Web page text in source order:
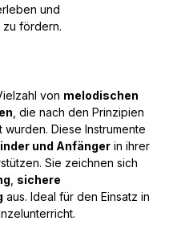
und
zu fördern.
von melodischen
, die nach den Prinzipien
wurden. Diese Instrumente
und Anfänger in ihrer
Sie zeichnen sich
sichere
aus. Ideal für den Einsatz in